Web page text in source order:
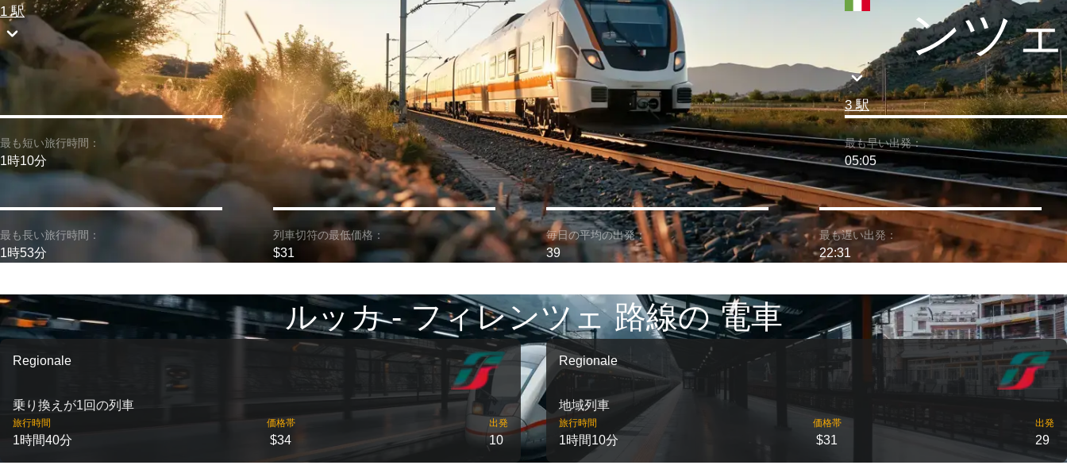
1 駅
ンツェ
3 駅
最も短い旅行時間：
1時10分
最も早い出発：
05:05
最も長い旅行時間：
1時53分
列車切符の最低価格：
$31
毎日の平均の出発：
39
最も遅い出発：
22:31
ルッカ - フィレンツェ 路線の 電車
Regionale
乗り換えが1回の列車
旅行時間
1時間40分
価格帯
$34
出発
10
Regionale
地域列車
旅行時間
1時間10分
価格帯
$31
出発
29